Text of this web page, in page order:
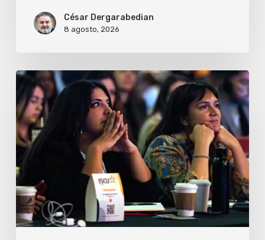
César Dergarabedian
8 agosto, 2026
ISOJ
2026
debatirá
el
futuro
del
periodismo
frente
a